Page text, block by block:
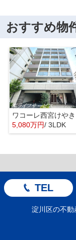
おすすめ物
5,080万円/ 3LDK
TEL
淀川区の不動